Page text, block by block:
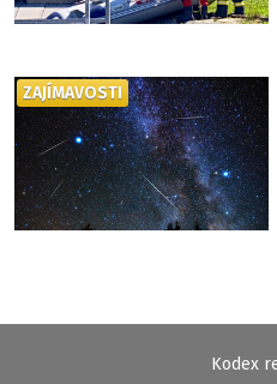
ZAJÍMAVOSTI
Kodex